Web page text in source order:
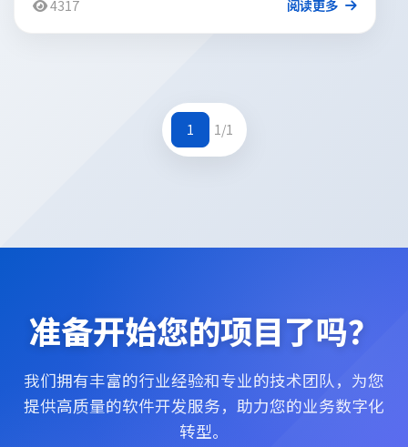
4317 阅读更多
1 1/1
准备开始您的项目了吗？
我们拥有丰富的行业经验和专业的技术团队，为您
提供高质量的软件开发服务，助力您的业务数字化
转型。